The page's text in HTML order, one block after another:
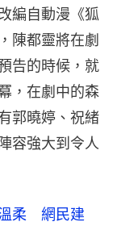
編自動漫《狐
陳都靈將在劇
告的時候，就
，在劇中的森
郭曉婷、祝緒
容強大到令人
溫柔 網民建